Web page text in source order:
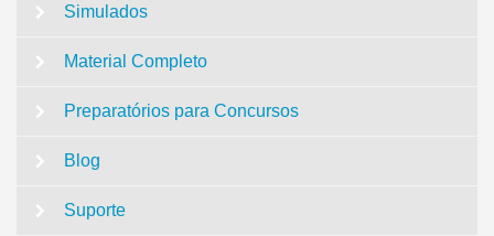
Simulados
Material Completo
Preparatórios para Concursos
Blog
Suporte